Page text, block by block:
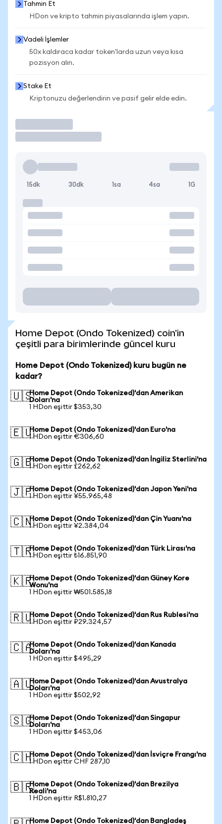
Tahmin Et
HDon ve kripto tahmin piyasalarında işlem yapın.
Vadeli İşlemler
50x kaldıraca kadar token'larda uzun veya kısa
pozisyon alın.
Stake Et
Kriptonuzu değerlendirin ve pasif gelir elde edin.
15dk 30dk 1sa 4sa 1G
Home Depot (Ondo Tokenized) coin'in
çeşitli para birimlerinde güncel kuru
Home Depot (Ondo Tokenized) kuru bugün ne
kadar?
🇺🇸Home Depot (Ondo Tokenized)'dan Amerikan
Doları'na
1 HDon eşittir $353,30
🇪🇺Home Depot (Ondo Tokenized)'dan Euro'na
1 HDon eşittir €306,60
🇬🇧Home Depot (Ondo Tokenized)'dan İngiliz Sterlini'na
1 HDon eşittir £262,62
🇯🇵Home Depot (Ondo Tokenized)'dan Japon Yeni'na
1 HDon eşittir ¥55.965,48
🇨🇳Home Depot (Ondo Tokenized)'dan Çin Yuanı'na
1 HDon eşittir ¥2.384,04
🇹🇷Home Depot (Ondo Tokenized)'dan Türk Lirası'na
1 HDon eşittir ₺16.851,90
🇰🇷Home Depot (Ondo Tokenized)'dan Güney Kore
Wonu'na
1 HDon eşittir ₩501.585,18
🇷🇺Home Depot (Ondo Tokenized)'dan Rus Rublesi'na
1 HDon eşittir ₽29.324,57
🇨🇦Home Depot (Ondo Tokenized)'dan Kanada
Doları'na
1 HDon eşittir $495,29
🇦🇺Home Depot (Ondo Tokenized)'dan Avustralya
Doları'na
1 HDon eşittir $502,92
🇸🇬Home Depot (Ondo Tokenized)'dan Singapur
Doları'na
1 HDon eşittir $453,06
🇨🇭Home Depot (Ondo Tokenized)'dan İsviçre Frangı'na
1 HDon eşittir CHF 287,10
🇧🇷Home Depot (Ondo Tokenized)'dan Brezilya
Reali'na
1 HDon eşittir R$1.810,27
Home Depot (Ondo Tokenized)'dan Bangladeş